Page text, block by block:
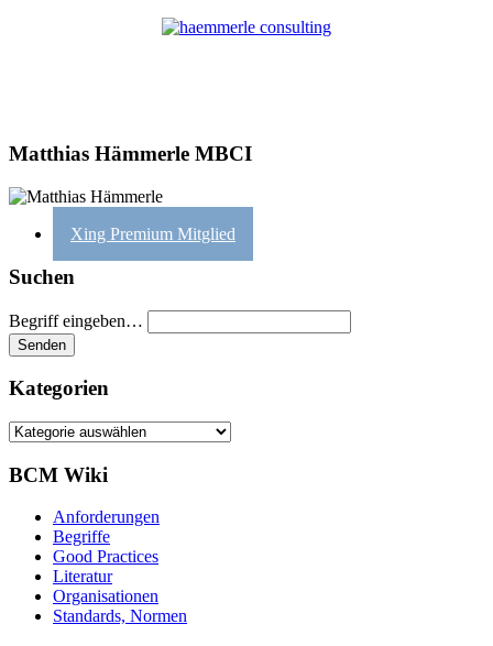
Matthias Hämmerle MBCI
Xing Premium Mitglied
Suchen
Begriff eingeben…
Kategorien
Kategorien
BCM Wiki
Anforderungen
Begriffe
Good Practices
Literatur
Organisationen
Standards, Normen